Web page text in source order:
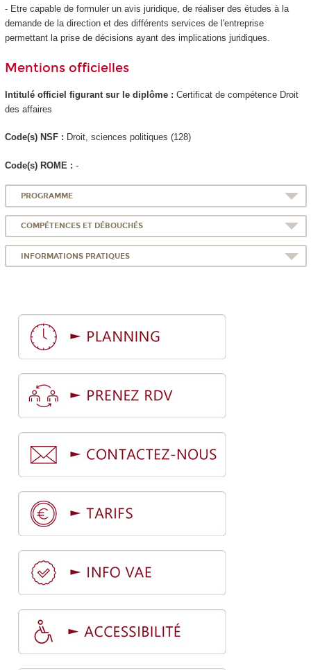
- Etre capable de formuler un avis juridique, de réaliser des études à la
demande de la direction et des différents services de l'entreprise
permettant la prise de décisions ayant des implications juridiques.
Mentions officielles
Intitulé officiel figurant sur le diplôme : Certificat de compétence Droit
des affaires
Code(s) NSF : Droit, sciences politiques (128)
Code(s) ROME : -
PROGRAMME
COMPÉTENCES ET DÉBOUCHÉS
INFORMATIONS PRATIQUES